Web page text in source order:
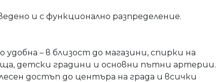
и с функционално разпределение.
– в близост до магазини, спирки на
детски градини и основни пътни артерии.
достъп до центъра на града и всички